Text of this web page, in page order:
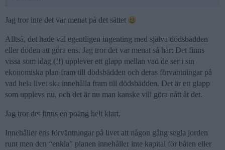
Jag tror inte det var menat på det sättet
Alltså, det hade väl egentligen ingenting med själva dödsbädden
eller döden att göra ens. Jag tror det var menat så här: Det finns
vissa som idag (!!) upplever ett glapp mellan vad de ser i sin
ekonomiska plan fram till dödsbädden och deras förväntningar på
vad hela livet ska innehålla fram till dödsbädden. Det är ett glapp
som upplevs nu, och det är nu man kanske vill göra nått åt det.
Jag tror det finns en poäng helt klart.
Innehåller ens förväntningar på livet att någon gång segla jorden
runt men den “enkla” planen innehåller inte kapital för båten eller